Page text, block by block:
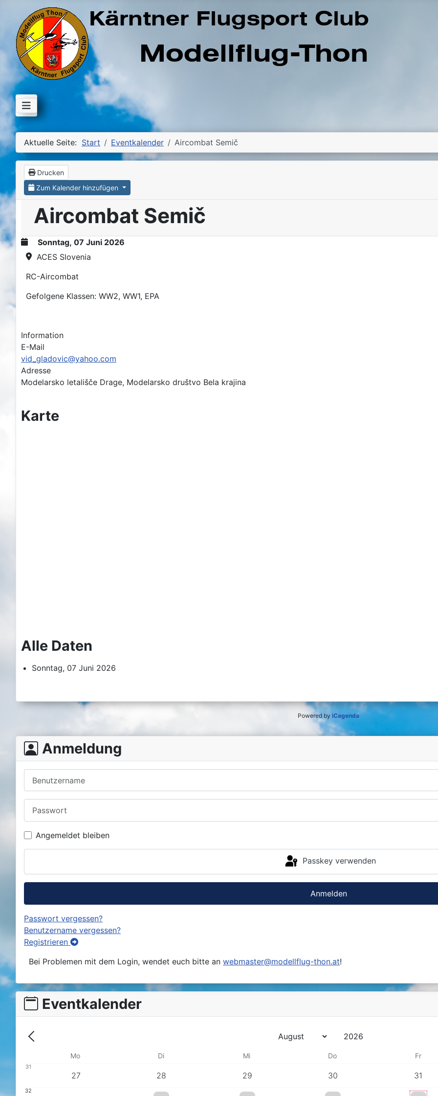
Eventkalender
Zurück - Monat
Monat
Jahr
Mo Di Mi Do Fr
31
27 28 29 30 31
32
Aktuelle Seite: Start Eventkalender Aircombat Semič
Drucken
Zum Kalender hinzufügen
Aircombat Semič
Sonntag, 07 Juni 2026
ACES Slovenia
RC-Aircombat
Gefolgene Klassen: WW2, WW1, EPA
Information
E-Mail
vid_gladovic@yahoo.com
Adresse
Modelarsko letališče Drage, Modelarsko društvo Bela krajina
Karte
Alle Daten
Sonntag, 07 Juni 2026
Powered by iCagenda
Anmeldung
Angemeldet bleiben
Passkey verwenden
Anmelden
Passwort vergessen?
Benutzername vergessen?
Registrieren
Bei Problemen mit dem Login, wendet euch bitte an webmaster@modellflug-thon.at!